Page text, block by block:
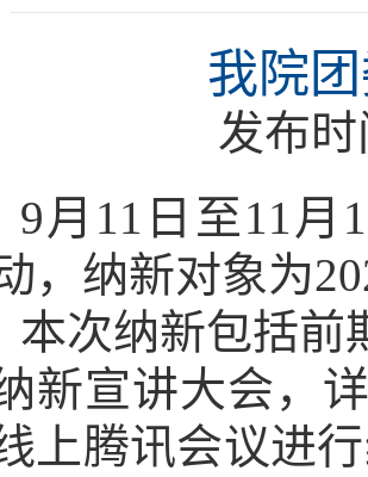
我院
发布
9月 11 日至11 月 1
，纳新对象为
本次纳新包括前
新宣讲大会，
上腾讯会议进行